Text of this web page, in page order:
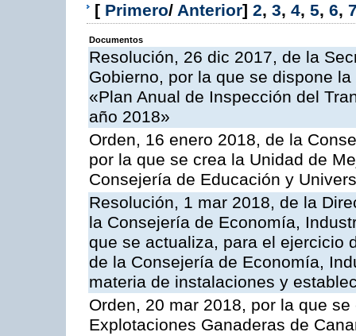
[ Primero/ Anterior] 2, 3, 4, 5, 6,
Documentos
Resolución, 26 dic 2017, de la
Gobierno, por la que se dispone
«Plan Anual de Inspección del
año 2018»
Orden, 16 enero 2018, de la
por la que se crea la Unidad de
Consejería de Educación y
Resolución, 1 mar 2018, de la
la Consejería de Economía,
que se actualiza, para el ejercicio
de la Consejería de Economía,
materia de instalaciones y
Orden, 20 mar 2018, por la que
Explotaciones Ganaderas de